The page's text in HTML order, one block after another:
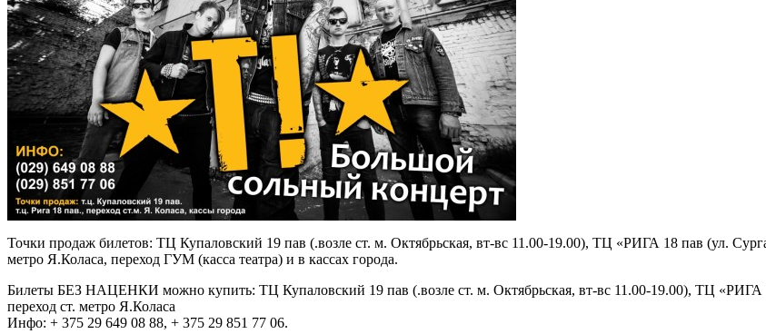
Точки продаж билетов: ТЦ Купаловский 19 пав (.возле ст. м. Октябрьская, вт-вс 11.00-19.00), ТЦ «РИГА 18 пав (ул.
метро Я.Коласа, переход ГУМ (касса театра) и в кассах города.
Билеты БЕЗ НАЦЕНКИ можно купить: ТЦ Купаловский 19 пав (.возле ст. м. Октябрьская, вт-вс 11.00-19.00), ТЦ
переход ст. метро Я.Коласа
Инфо: + 375 29 649 08 88, + 375 29 851 77 06.